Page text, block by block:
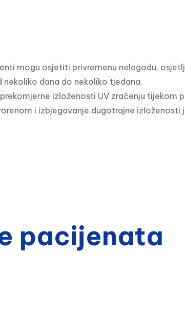
mogu osjetiti privremenu nelagodu,
nekoliko dana do nekoliko tjedana.
izloženosti UV zračenju tijekom
i izbjegavanje dugotrajne izloženosti
pacijenata